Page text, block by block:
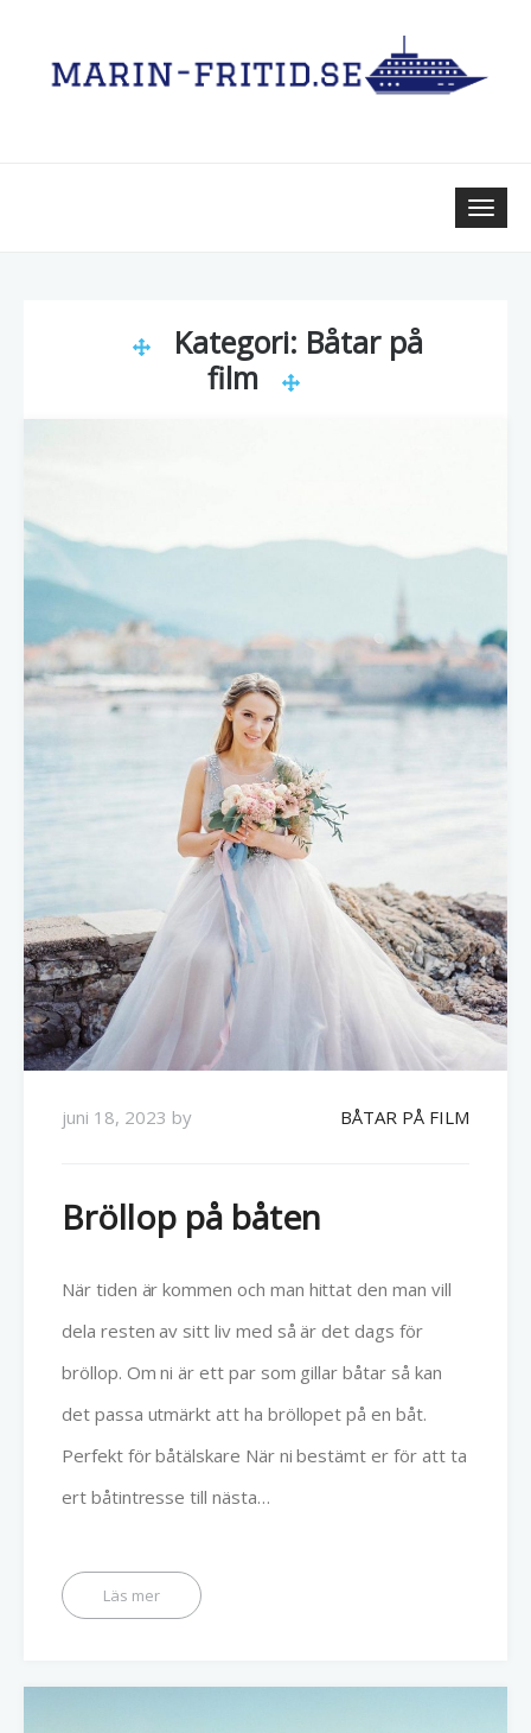
content
Toggle
Kategori: Båtar på
film
juni 18, 2023 by BÅTAR PÅ FILM
Bröllop på båten
När tiden är kommen och man hittat den man vill
dela resten av sitt liv med så är det dags för
bröllop. Om ni är ett par som gillar båtar så kan
det passa utmärkt att ha bröllopet på en båt.
Perfekt för båtälskare När ni bestämt er för att ta
ert båtintresse till nästa…